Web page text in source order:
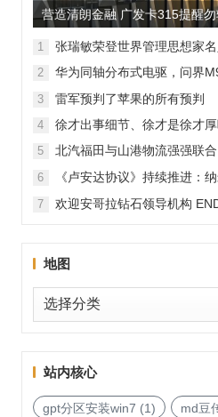
营造清朗金融 广发卡315提醒勿
理维权”
1 张瑞敏荣登世界管理思想家
2
华为同轴分布式电驱，问界
背后的“车轮思想者”
3 雷军预判了苹果的所有预判
4 徐才出事细节、徐才是徐才厚
5
北汽福田与山港物流强强联
融合新范本
6
《卢安达协议》持续推进：
和国加入，印度宝石与珠宝出
员会与迪拜多种商品交易中
7
欢迎安哥拉钻石领导机构
地图
地
图
站内核心
gpt分区安装win7 (1) md豆